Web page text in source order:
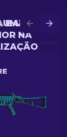
UMA SKIN
NA
BATALHA